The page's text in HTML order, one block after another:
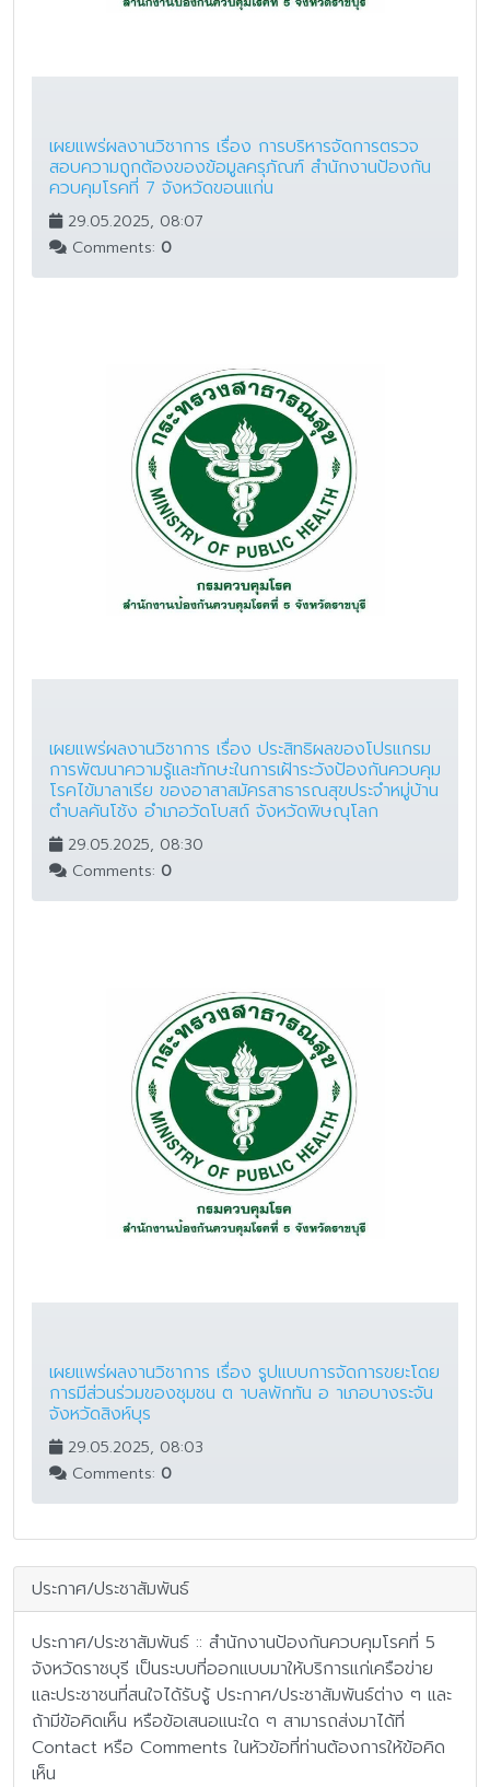
เผยแพร่ผลงานวิชาการ เรื่อง การบริหารจัดการตรวจ
สอบความถูกต้องของข้อมูลครุภัณฑ์ สำนักงานป้องกัน
ควบคุมโรคที่ 7 จังหวัดขอนแก่น
29.05.2025, 08:07
Comments: 0
เผยแพร่ผลงานวิชาการ เรื่อง ประสิทธิผลของโปรแกรม
การพัฒนาความรู้และทักษะในการเฝ้าระวังป้องกันควบคุม
โรคไข้มาลาเรีย ของอาสาสมัครสาธารณสุขประจำหมู่บ้าน
ตำบลคันโช้ง อำเภอวัดโบสถ์ จังหวัดพิษณุโลก
29.05.2025, 08:30
Comments: 0
เผยแพร่ผลงานวิชาการ เรื่อง รูปแบบการจัดการขยะโดย
การมีส่วนร่วมของชุมชน ต าบลพักทัน อ าเภอบางระจัน
จังหวัดสิงห์บุร
29.05.2025, 08:03
Comments: 0
ประกาศ/ประชาสัมพันธ์
ประกาศ/ประชาสัมพันธ์ :: สำนักงานป้องกันควบคุมโรคที่ 5
จังหวัดราชบุรี เป็นระบบที่ออกแบบมาให้บริการแก่เครือข่าย
และประชาชนที่สนใจได้รับรู้ ประกาศ/ประชาสัมพันธ์ต่าง ๆ และ
ถ้ามีข้อคิดเห็น หรือข้อเสนอแนะใด ๆ สามารถส่งมาได้ที่
Contact หรือ Comments ในหัวข้อที่ท่านต้องการให้ข้อคิด
เห็น